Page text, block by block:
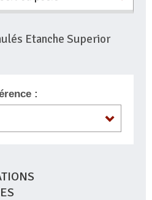
Etanche Superior
: